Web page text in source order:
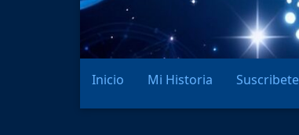
Inicio Mi Historia Suscribete